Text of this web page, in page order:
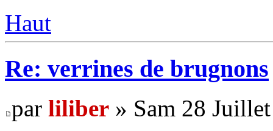
Haut
Re: verrines de brugnons
par liliber » Sam 28